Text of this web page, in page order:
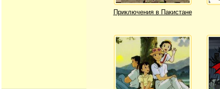
Приключения в Пакистане